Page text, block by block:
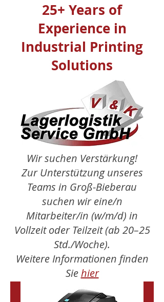
25+ Years of
Experience in
Industrial Printing
Solutions
Wir suchen Verstärkung!
Zur Unterstützung unseres
Teams in Groß-Bieberau
suchen wir eine/n
Mitarbeiter/in (w/m/d) in
Vollzeit oder Teilzeit (ab 20–25
Std./Woche).
Weitere Informationen finden
Siehier